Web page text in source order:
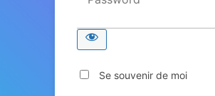
Se souvenir de moi